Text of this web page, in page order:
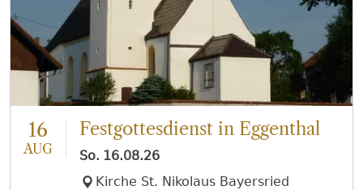
16
AUG
Festgottesdienst in Eggenthal
So. 16.08.26
Kirche St. Nikolaus Bayersried